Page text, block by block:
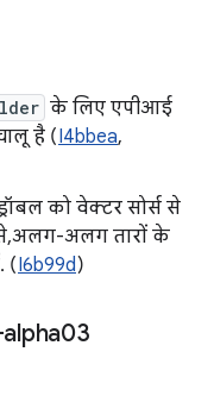
के लिए एपीआई
है (I4bbea,
को वेक्टर सोर्स से
अलग-अलग तारों के
(I6b99d)